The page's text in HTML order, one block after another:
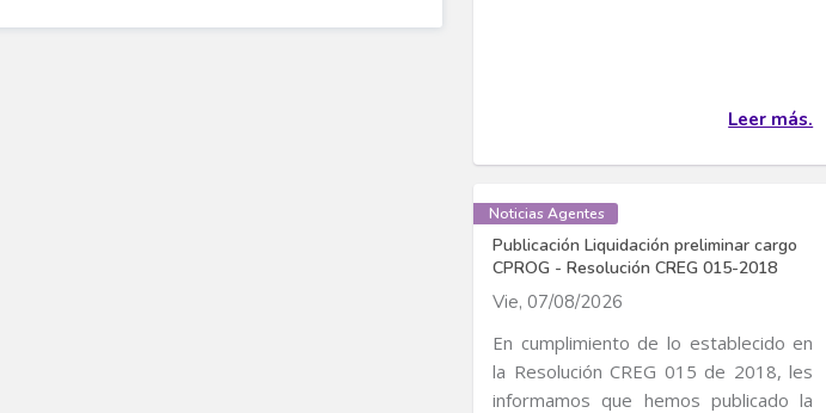
Leer más.
Noticias Agentes
Publicación Liquidación preliminar cargo
CPROG - Resolución CREG 015-2018
Vie, 07/08/2026
En cumplimiento de lo establecido en
la Resolución CREG 015 de 2018, les
informamos que hemos publicado la